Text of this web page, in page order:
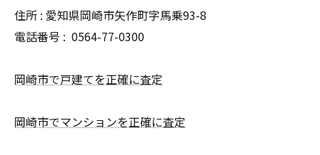
住所 : 愛知県岡崎市矢作町字馬乗93-8
電話番号 : 0564-77-0300
岡崎市で戸建てを正確に査定
岡崎市でマンションを正確に査定